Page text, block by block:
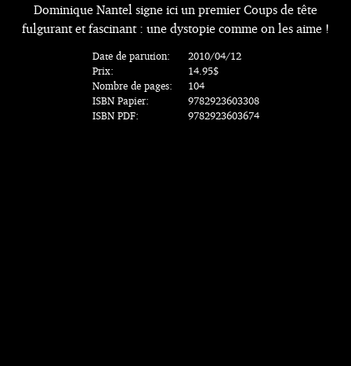
Dominique Nantel signe ici un premier Coups de tête
fulgurant et fascinant : une dystopie comme on les aime !
Date de parution:
Prix:
Nombre de pages:
ISBN Papier:
ISBN PDF:
2010/04/12
14.95$
104
9782923603308
9782923603674